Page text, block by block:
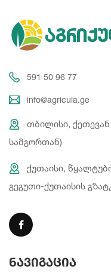
591 50 96 77
info@agricula.ge
თბილისი,
სამგორთან)
ქუთაისი,
გეგუთი-ქუთაისის
ნავიგაცია